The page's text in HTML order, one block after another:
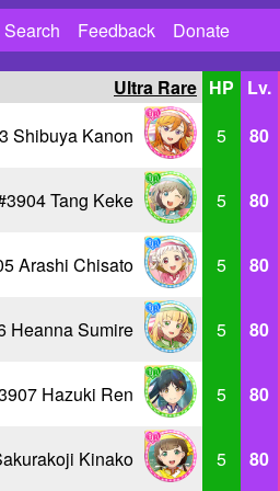
Search Feedback Donate
Ultra Rare HP Lv.
Shibuya Kanon
5 80
Tang Keke 5 80
Arashi Chisato 5 80
Heanna Sumire 5 80
Hazuki Ren 5 80
Kinako 5 80